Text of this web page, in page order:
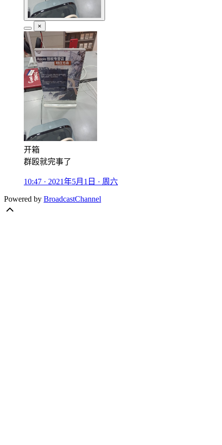
×
开箱
群殴就完事了
10:47 · 2021年5月1日 · 周六
Powered by BroadcastChannel